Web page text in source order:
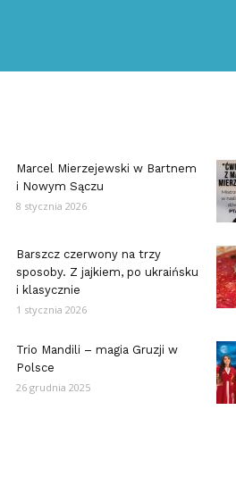
Marcel Mierzejewski w Bartnem
i Nowym Sączu
8 stycznia 2026
Barszcz czerwony na trzy
sposoby. Z jajkiem, po ukraińsku
i klasycznie
1 stycznia 2026
Trio Mandili – magia Gruzji w
Polsce
26 grudnia 2025